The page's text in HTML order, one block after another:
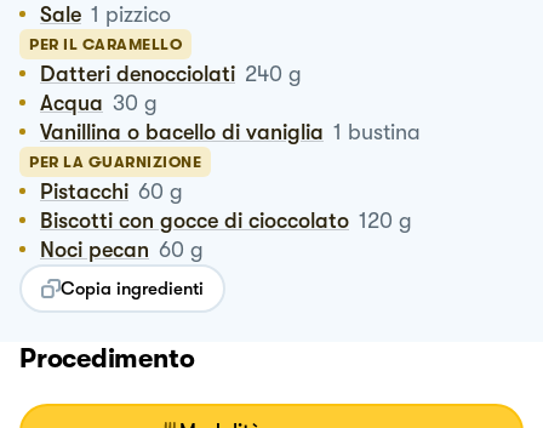
Sale 1 pizzico
PER IL CARAMELLO
Datteri denocciolati 240 g
Acqua 30 g
Vanillina o bacello di vaniglia 1 bustina
PER LA GUARNIZIONE
Pistacchi 60 g
Biscotti con gocce di cioccolato 120 g
Noci pecan 60 g
Copia ingredienti
Procedimento